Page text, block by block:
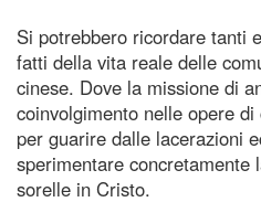
Si potrebbero ricordare tanti
fatti della vita reale delle
cinese. Dove la missione di
coinvolgimento nelle opere
per guarire dalle lacerazioni
sperimentare
sorelle in Cristo.